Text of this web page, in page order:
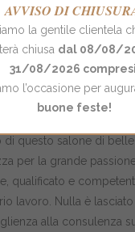
della cosmetica siamo
all’avanguardia
poiché il nostro primario
nei risultati e nella
di questo salone di
per la grande
qualificato e
lavoro. Nulla è lasciato
alla consulenza
AVVISO DI
la gentile clientela
chiusa dal 08/08/
31/08/2026 compresi
l’occasione per
buone feste!